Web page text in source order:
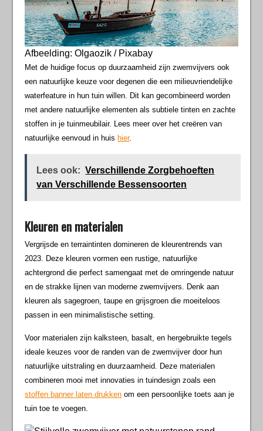
Afbeelding: Olgaozik / Pixabay
Met de huidige focus op duurzaamheid zijn zwemvijvers ook
een natuurlijke keuze voor degenen die een milieuvriendelijke
waterfeature in hun tuin willen. Dit kan gecombineerd worden
met andere natuurlijke elementen als subtiele tinten en zachte
stoffen in je tuinmeubilair. Lees meer over het creëren van
natuurlijke eenvoud in huis hier.
Lees ook: Verschillende Zorgbehoeften
van Verschillende Bessensoorten
Kleuren en materialen
Vergrijsde en terraintinten domineren de kleurentrends van
2023. Deze kleuren vormen een rustige, natuurlijke
achtergrond die perfect samengaat met de omringende natuur
en de strakke lijnen van moderne zwemvijvers. Denk aan
kleuren als sagegroen, taupe en grijsgroen die moeiteloos
passen in een minimalistische setting.
Voor materialen zijn kalksteen, basalt, en hergebruikte tegels
ideale keuzes voor de randen van de zwemvijver door hun
natuurlijke uitstraling en duurzaamheid. Deze materialen
combineren mooi met innovaties in tuindesign zoals een
stoffen banner laten drukken om een persoonlijke toets aan je
tuin toe te voegen.